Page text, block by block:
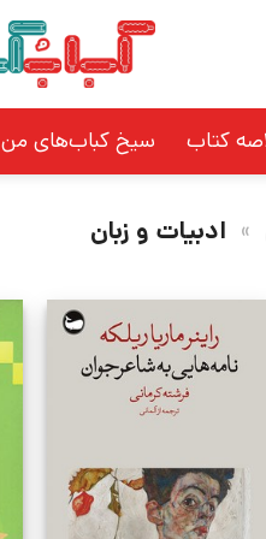
کتاب سیخ کباب‌های من
» ادبیات و زبان